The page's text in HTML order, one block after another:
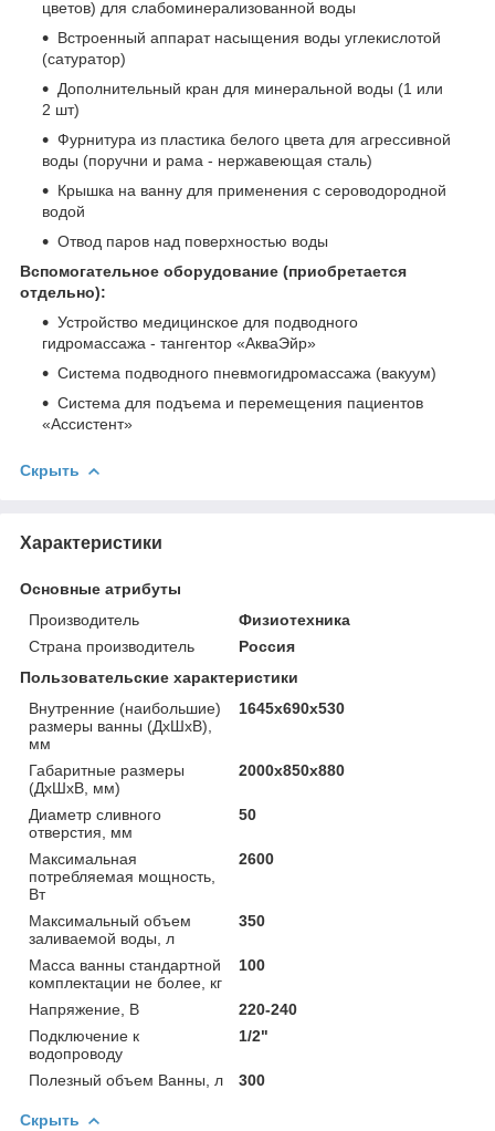
цветов) для слабоминерализованной воды
Встроенный аппарат насыщения воды углекислотой
(сатуратор)
Дополнительный кран для минеральной воды (1 или
2 шт)
Фурнитура из пластика белого цвета для агрессивной
воды (поручни и рама - нержавеющая сталь)
Крышка на ванну для применения с сероводородной
водой
Отвод паров над поверхностью воды
Вспомогательное оборудование (приобретается
отдельно):
Устройство медицинское для подводного
гидромассажа - тангентор «АкваЭйр»
Система подводного пневмогидромассажа (вакуум)
Система для подъема и перемещения пациентов
«Ассистент»
Скрыть
Характеристики
Основные атрибуты
Производитель
Физиотехника
Страна производитель
Россия
Пользовательские характеристики
Внутренние (наибольшие)
размеры ванны (ДхШхВ),
мм
1645х690х530
Габаритные размеры
(ДхШхВ, мм)
2000х850х880
Диаметр сливного
отверстия, мм
50
Максимальная
потребляемая мощность,
Вт
2600
Максимальный объем
заливаемой воды, л
350
Масса ванны стандартной
комплектации не более, кг
100
Напряжение, В
220-240
Подключение к
водопроводу
1/2"
Полезный объем Ванны, л 300
Скрыть